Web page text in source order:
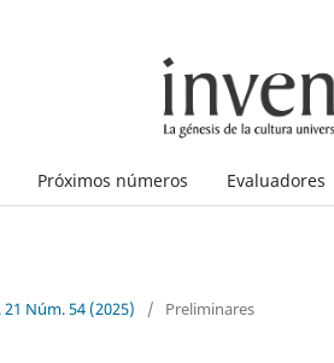
Próximos números Evaluadores
21 Núm. 54 (2025) / Preliminares